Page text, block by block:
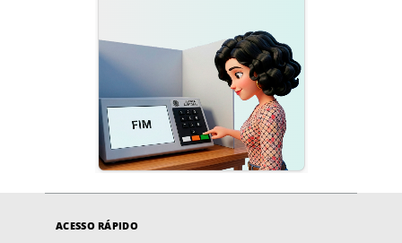
ACESSO RÁPIDO